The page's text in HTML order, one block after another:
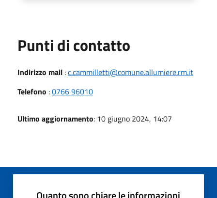
Punti di contatto
Indirizzo mail :c.cammilletti@comune.allumiere.rm.it
Telefono :0766 96010
Ultimo aggiornamento: 10 giugno 2024, 14:07